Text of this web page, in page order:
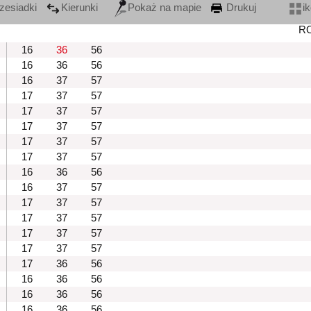
Kierunki Pokaż na mapie Drukuj
16
36
56
16
36
56
16
37
57
17
37
57
17
37
57
17
37
57
17
37
57
17
37
57
16
36
56
16
37
57
17
37
57
17
37
57
17
37
57
17
37
57
17
36
56
16
36
56
16
36
56